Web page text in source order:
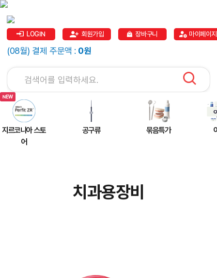
LOGIN 회원가입 장바구니 마이페이지
(08월) 결제 주문액 : 0원
지르코니아 스토
어
공구류 묶음특가
치과용장비